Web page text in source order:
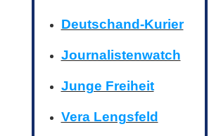
Deutschand-Kurier
Journalistenwatch
Junge Freiheit
Vera Lengsfeld